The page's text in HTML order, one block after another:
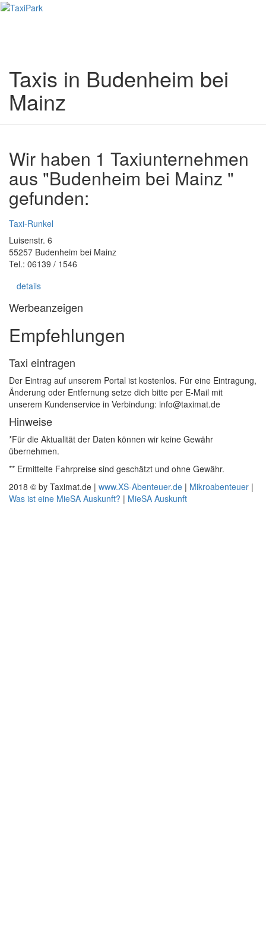
Taxis in Budenheim bei
Mainz
Wir haben 1 Taxiunternehmen
aus "Budenheim bei Mainz "
gefunden:
Taxi-Runkel
Luisenstr. 6
55257 Budenheim bei Mainz
Tel.: 06139 / 1546
details
Werbeanzeigen
Empfehlungen
Taxi eintragen
Der Eintrag auf unserem Portal ist kostenlos. Für eine Eintragung,
Änderung oder Entfernung setze dich bitte per E-Mail mit
unserem Kundenservice in Verbindung: info@taximat.de
Hinweise
*Für die Aktualität der Daten können wir keine Gewähr
übernehmen.
** Ermittelte Fahrpreise sind geschätzt und ohne Gewähr.
2018 © by Taximat.de | www.XS-Abenteuer.de | Mikroabenteuer |
Was ist eine MieSA Auskunft? | MieSA Auskunft